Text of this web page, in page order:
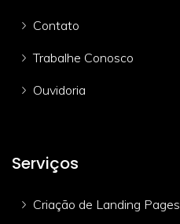
Contato
Trabalhe Conosco
Ouvidoria
Serviços
Criação de Landing Pages